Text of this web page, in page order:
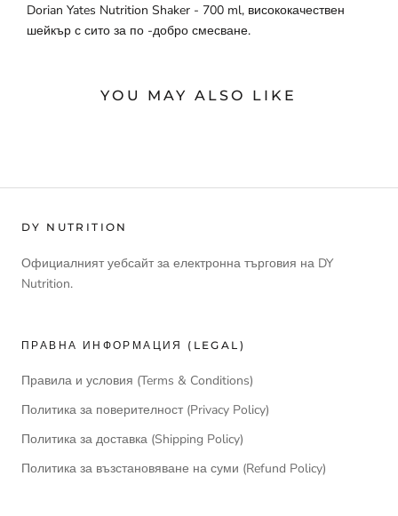
Dorian Yates Nutrition Shaker - 700 ml, висококачествен
шейкър с сито за по -добро смесване.
YOU MAY ALSO LIKE
DY NUTRITION
Официалният уебсайт за електронна търговия на DY
Nutrition.
ПРАВНА ИНФОРМАЦИЯ (LEGAL)
Правила и условия (Terms & Conditions)
Политика за поверителност (Privacy Policy)
Политика за доставка (Shipping Policy)
Политика за възстановяване на суми (Refund Policy)